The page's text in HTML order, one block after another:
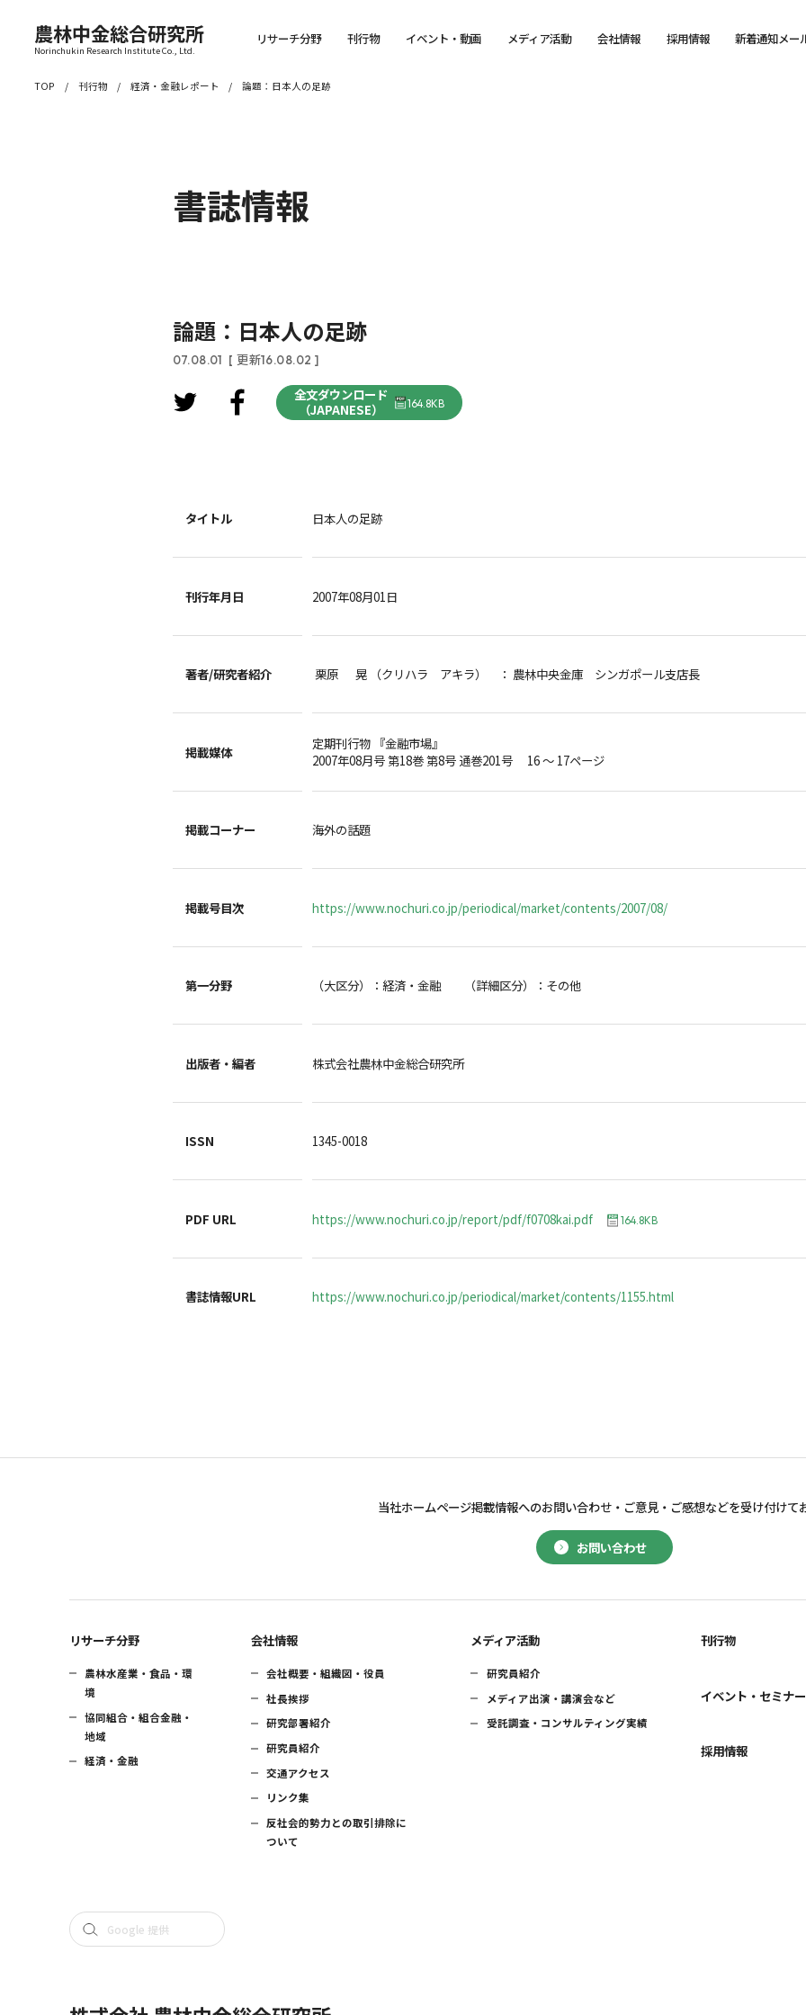
農林中金総合研究所
Norinchukin Research Institute Co., Ltd.
リサーチ分野 刊行物 イベント・動画 メディア活動 会社情報 採用情報 新着通知メー
TOP 刊行物 経済・金融レポート 論題：日本人の足跡
書誌情報
論題：日本人の足跡
07.08.01 [ 更新16.08.02 ]
全文ダウンロード
（JAPANESE）
164.8KB
タイトル 日本人の足跡
刊行年月日 2007年08月01日
著者/研究者紹介 栗原 晃 （クリハラ アキラ） ： 農林中央金庫 シンガポール支店長
掲載媒体
定期刊行物 『金融市場』
2007年08月号 第18巻 第8号 通巻201号 16 ～ 17ページ
掲載コーナー 海外の話題
掲載号目次 https://www.nochuri.co.jp/periodical/market/contents/2007/08/
第一分野 （大区分）：経済・金融 （詳細区分）：その他
出版者・編者 株式会社農林中金総合研究所
ISSN 1345-0018
PDF URL https://www.nochuri.co.jp/report/pdf/f0708kai.pdf 164.8KB
書誌情報URL https://www.nochuri.co.jp/periodical/market/contents/1155.html
お問い合わせ
当社ホームページ掲載情報へのお問い合わせ・ ご意見・ご感想などを受け付けて
リサーチ分野
農林水産業・食品・環
境
協同組合・組合金融・
地域
経済・金融
会社情報
会社概要・組織図・役員
社長挨拶
研究部署紹介
研究員紹介
交通アクセス
リンク集
反社会的勢力との取引排除に
ついて
メディア活動
研究員紹介
メディア出演・講演会など
受託調査・コンサルティング実績
刊行物
イベント・セミナー
採用情報